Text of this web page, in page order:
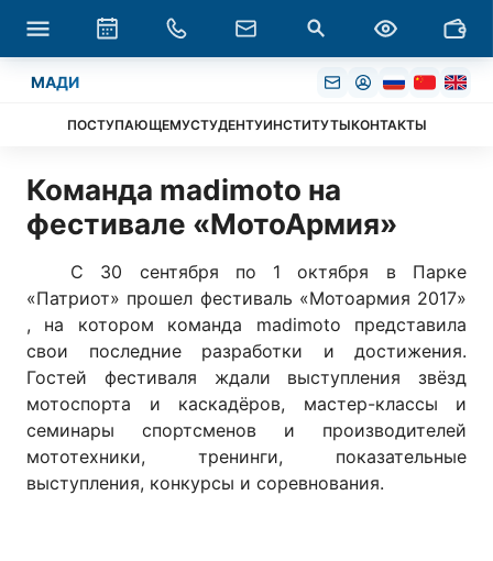
МАДИ
ПОСТУПАЮЩЕМУСТУДЕНТУИНСТИТУТЫКОНТАКТЫ
Команда madimoto на
фестивале «МотоАрмия»
С 30 сентября по 1 октября в Парке
«Патриот» прошел фестиваль «Мотоармия 2017»
, на котором команда madimoto представила
свои последние разработки и достижения.
Гостей фестиваля ждали выступления звёзд
мотоспорта и каскадёров, мастер-классы и
семинары спортсменов и производителей
мототехники, тренинги, показательные
выступления, конкурсы и соревнования.